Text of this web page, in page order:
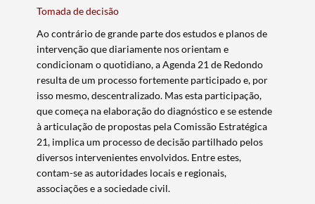
Filtros
Tomada de decisão
Ao contrário de grande parte dos estudos e planos de
intervenção que diariamente nos orientam e
condicionam o quotidiano, a Agenda 21 de Redondo
resulta de um processo fortemente participado e, por
isso mesmo, descentralizado. Mas esta participação,
que começa na elaboração do diagnóstico e se estende
à articulação de propostas pela Comissão Estratégica
21, implica um processo de decisão partilhado pelos
diversos intervenientes envolvidos. Entre estes,
contam-se as autoridades locais e regionais,
associações e a sociedade civil.